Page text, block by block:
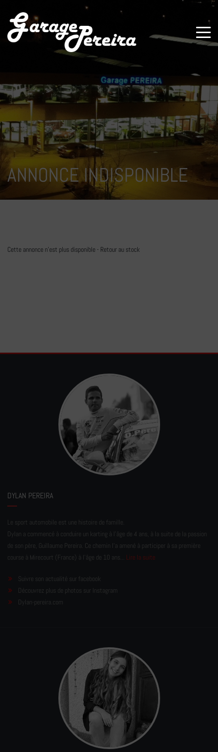
ANNONCE INDISPONIBLE
Cette annonce n'est plus disponible - Retour au stock
DYLAN PEREIRA
Le sport automobile est une histoire de famille.
Dylan a commencé à conduire un karting à l’âge de 4 ans, à la suite de la passion
de son père, Guillaume Pereira. Ce chemin l'a amené à participer à sa première
course à Mirecourt (France) à l'âge de 10 ans... Lire la suite
Suivre son actualité sur facebook
Découvrez plus de photos sur Instagram
Dylan-pereira.com
Paramètres avancés des cookies